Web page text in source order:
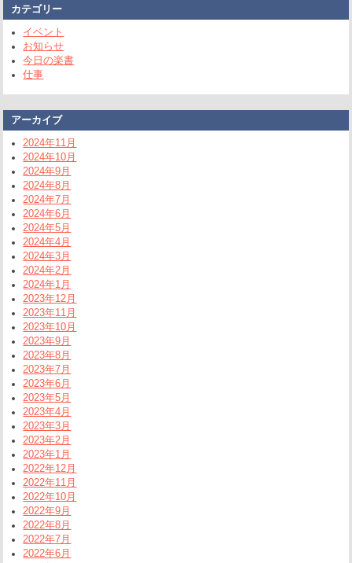
カテゴリー
イベント
お知らせ
今日の楽書
仕事
アーカイブ
2024年11月
2024年10月
2024年9月
2024年8月
2024年7月
2024年6月
2024年5月
2024年4月
2024年3月
2024年2月
2024年1月
2023年12月
2023年11月
2023年10月
2023年9月
2023年8月
2023年7月
2023年6月
2023年5月
2023年4月
2023年3月
2023年2月
2023年1月
2022年12月
2022年11月
2022年10月
2022年9月
2022年8月
2022年7月
2022年6月